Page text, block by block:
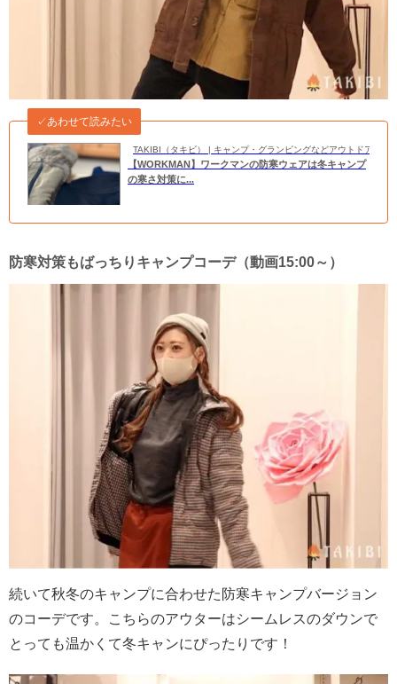
TAKIBI（タキビ） | キャンプ・グランピングなどアウトドアの総
✓あわせて読みたい
【WORKMAN】ワークマンの防寒ウェアは冬キャンプ
の寒さ対策に...
防寒対策もばっちりキャンプコーデ（動画15:00～）
続いて秋冬のキャンプに合わせた防寒キャンプバージョン
のコーデです。こちらのアウターはシームレスのダウンで
とっても温かくて冬キャンにぴったりです！